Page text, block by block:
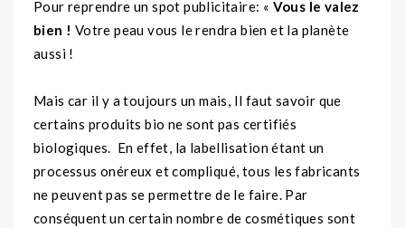
Pour reprendre un spot publicitaire: « Vous le valez
bien ! Votre peau vous le rendra bien et la planète
aussi !
Mais car il y a toujours un mais, Il faut savoir que
certains produits bio ne sont pas certifiés
biologiques. En effet, la labellisation étant un
processus onéreux et compliqué, tous les fabricants
ne peuvent pas se permettre de le faire. Par
conséquent un certain nombre de cosmétiques sont